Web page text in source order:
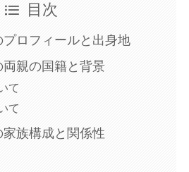
目次
ロフィールと出身地
親の国籍と背景
て
て
族構成と関係性